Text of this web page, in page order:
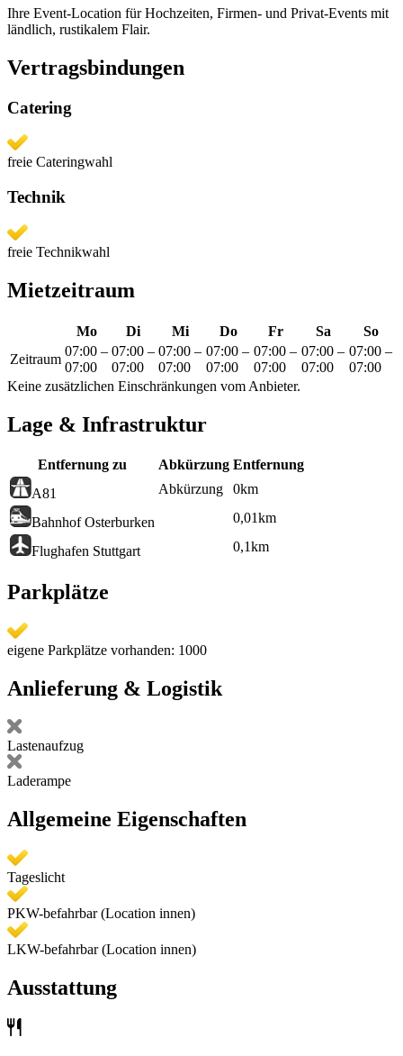
Ihre Event-Location für Hochzeiten, Firmen- und Privat-Events mit
ländlich, rustikalem Flair.
Vertragsbindungen
Catering
freie Cateringwahl
Technik
freie Technikwahl
Mietzeitraum
Mo Di Mi Do Fr Sa
So
Zeitraum
07:00 –
07:00
07:00 –
07:00
07:00 –
07:00
07:00 –
07:00
07:00 –
07:00
07:00 –
07:00
07:00 –
07:00
Keine zusätzlichen Einschränkungen vom Anbieter.
Lage & Infrastruktur
Entfernung zu Abkürzung Entfernung
A81
Abkürzung 0km
Bahnhof Osterburken 0,01km
Flughafen Stuttgart 0,1km
Parkplätze
eigene Parkplätze vorhanden: 1000
Anlieferung & Logistik
Lastenaufzug
Laderampe
Allgemeine Eigenschaften
Tageslicht
PKW-befahrbar (Location innen)
LKW-befahrbar (Location innen)
Ausstattung